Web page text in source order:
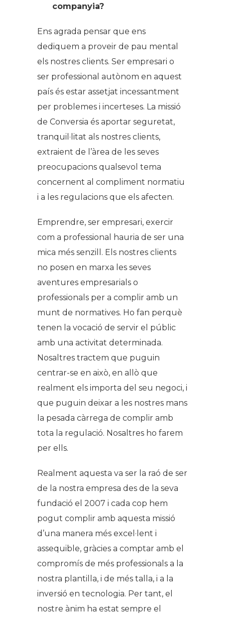
companyia?
Ens agrada pensar que ens
dediquem a proveir de pau mental
els nostres clients. Ser empresari o
ser professional autònom en aquest
país és estar assetjat incessantment
per problemes i incerteses. La missió
de Conversia és aportar seguretat,
tranquil·litat als nostres clients,
extraient de l’àrea de les seves
preocupacions qualsevol tema
concernent al compliment normatiu
i a les regulacions que els afecten.
Emprendre, ser empresari, exercir
com a professional hauria de ser una
mica més senzill. Els nostres clients
no posen en marxa les seves
aventures empresarials o
professionals per a complir amb un
munt de normatives. Ho fan perquè
tenen la vocació de servir el públic
amb una activitat determinada.
Nosaltres tractem que puguin
centrar-se en això, en allò que
realment els importa del seu negoci, i
que puguin deixar a les nostres mans
la pesada càrrega de complir amb
tota la regulació. Nosaltres ho farem
per ells.
Realment aquesta va ser la raó de ser
de la nostra empresa des de la seva
fundació el 2007 i cada cop hem
pogut complir amb aquesta missió
d’una manera més excel·lent i
assequible, gràcies a comptar amb el
compromís de més professionals a la
nostra plantilla, i de més talla, i a la
inversió en tecnologia. Per tant, el
nostre ànim ha estat sempre el